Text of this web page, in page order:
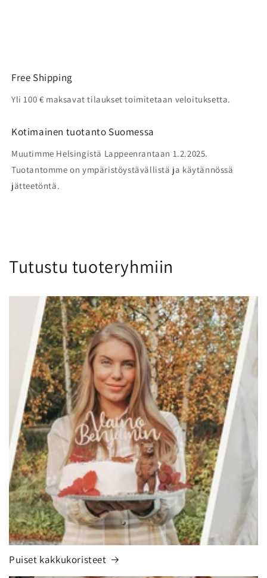
Free Shipping
Yli 100 € maksavat tilaukset toimitetaan veloituksetta.
Kotimainen tuotanto Suomessa
Muutimme Helsingistä Lappeenrantaan 1.2.2025.
Tuotantomme on ympäristöystävällistä ja käytännössä
jätteetöntä.
Tutustu tuoteryhmiin
Puiset kakkukoristeet